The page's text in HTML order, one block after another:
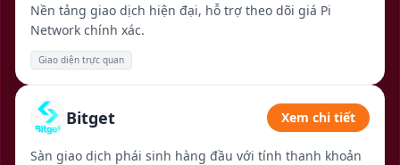
Nền tảng giao dịch hiện đại, hỗ trợ theo dõi giá Pi
Network chính xác.
Giao diện trực quan
Bitget Xem chi tiết
Sàn giao dịch phái sinh hàng đầu với tính thanh khoản